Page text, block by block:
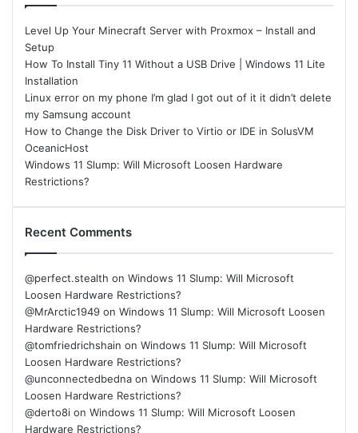
Level Up Your Minecraft Server with Proxmox – Install and
Setup
How To Install Tiny 11 Without a USB Drive | Windows 11 Lite
Installation
Linux error on my phone I’m glad I got out of it it didn’t delete
my Samsung account
How to Change the Disk Driver to Virtio or IDE in SolusVM
OceanicHost
Windows 11 Slump: Will Microsoft Loosen Hardware
Restrictions?
Recent Comments
@perfect.stealth on Windows 11 Slump: Will Microsoft
Loosen Hardware Restrictions?
@MrArctic1949 on Windows 11 Slump: Will Microsoft Loosen
Hardware Restrictions?
@tomfriedrichshain on Windows 11 Slump: Will Microsoft
Loosen Hardware Restrictions?
@unconnectedbedna on Windows 11 Slump: Will Microsoft
Loosen Hardware Restrictions?
@derto8i on Windows 11 Slump: Will Microsoft Loosen
Hardware Restrictions?